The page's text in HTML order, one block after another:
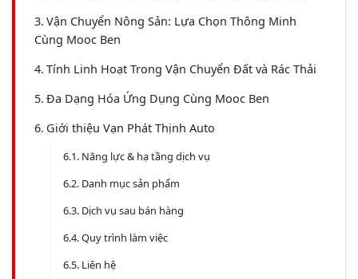
Vận Chuyển Nông Sản: Lựa Chọn Thông Minh
Cùng Mooc Ben
Tính Linh Hoạt Trong Vận Chuyển Đất và Rác Thải
Đa Dạng Hóa Ứng Dụng Cùng Mooc Ben
Giới thiệu Vạn Phát Thịnh Auto
Năng lực & hạ tầng dịch vụ
Danh mục sản phẩm
Dịch vụ sau bán hàng
Quy trình làm việc
Liên hệ